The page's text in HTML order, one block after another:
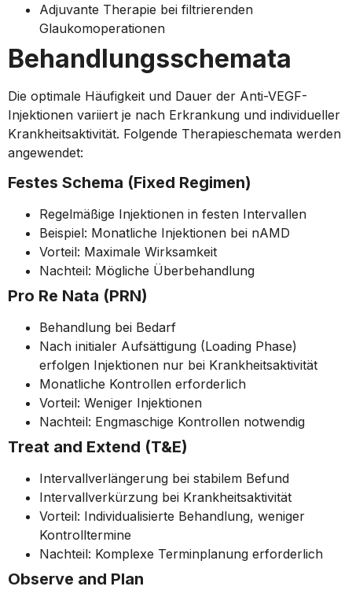
Adjuvante Therapie bei filtrierenden
Glaukomoperationen
Behandlungsschemata
Die optimale Häufigkeit und Dauer der Anti-VEGF-
Injektionen variiert je nach Erkrankung und individueller
Krankheitsaktivität. Folgende Therapieschemata werden
angewendet:
Festes Schema (Fixed Regimen)
Regelmäßige Injektionen in festen Intervallen
Beispiel: Monatliche Injektionen bei nAMD
Vorteil: Maximale Wirksamkeit
Nachteil: Mögliche Überbehandlung
Pro Re Nata (PRN)
Behandlung bei Bedarf
Nach initialer Aufsättigung (Loading Phase)
erfolgen Injektionen nur bei Krankheitsaktivität
Monatliche Kontrollen erforderlich
Vorteil: Weniger Injektionen
Nachteil: Engmaschige Kontrollen notwendig
Treat and Extend (T&E)
Intervallverlängerung bei stabilem Befund
Intervallverkürzung bei Krankheitsaktivität
Vorteil: Individualisierte Behandlung, weniger
Kontrolltermine
Nachteil: Komplexe Terminplanung erforderlich
Observe and Plan